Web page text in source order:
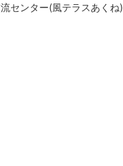
センター(風テラスあくね)